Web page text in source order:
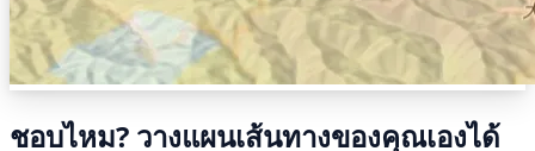
ชอบไหม? วางแผนเส้นทางของคุณเองได้